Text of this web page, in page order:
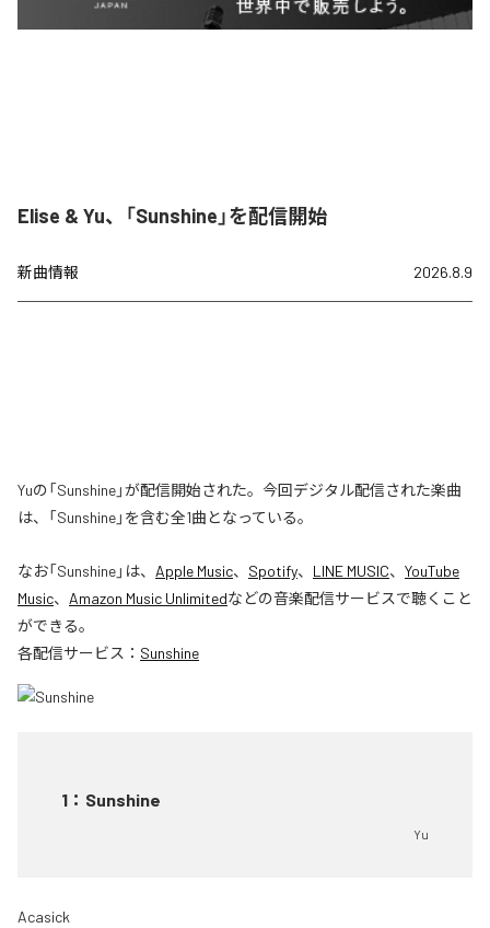
Elise & Yu、「Sunshine」を配信開始
新曲情報 2026.8.9
Yuの「Sunshine」が配信開始された。今回デジタル配信された楽曲
は、「Sunshine」を含む全1曲となっている。
なお「Sunshine」は、 Apple Music、 Spotify、 LINE MUSIC、 YouTube
Music、 Amazon Music Unlimitedなどの音楽配信サービスで聴くこと
ができる。
各配信サービス： Sunshine
1 ： Sunshine
Yu
Acasick